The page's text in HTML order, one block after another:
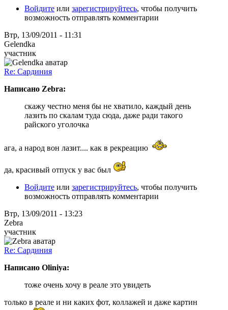
Войдите или зарегистрируйтесь, чтобы получить
возможность отправлять комментарии
Втр, 13/09/2011 - 11:31
Gelendka
участник
Re: Сардиния
Написано Zebra:
скажу честно меня бы не хватило, каждый день
лазить по скалам туда сюда, даже ради такого
райского уголочка
ага, а народ вон лазит.... как в рекреацию
да, красивый отпуск у вас был
Войдите или зарегистрируйтесь, чтобы получить
возможность отправлять комментарии
Втр, 13/09/2011 - 13:23
Zebra
участник
Re: Сардиния
Написано Oliniya:
тоже очень хочу в реале это увидеть
только в реале и ни каких фот, коллажей и даже картин